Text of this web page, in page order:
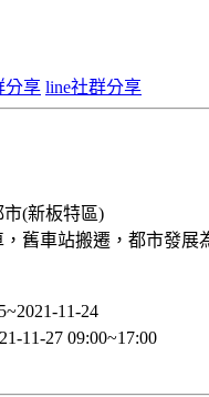
分享 line社群分享
(新板特區)
舊車站搬遷，都市發
11-24
11-27 09:00~17:00